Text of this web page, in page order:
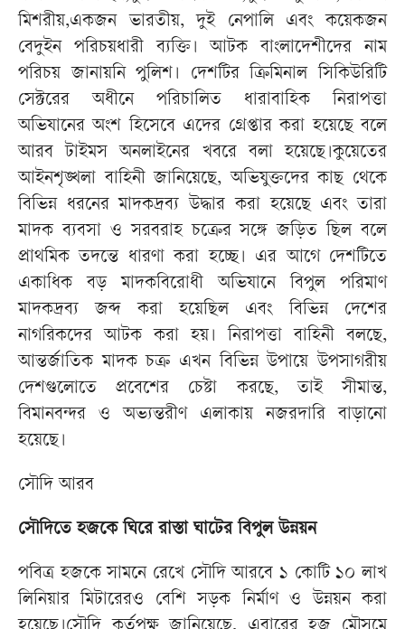
মিশরীয়,একজন ভারতীয়, দুই নেপালি এবং কয়েকজন
বেদুইন পরিচয়ধারী ব্যক্তি। আটক বাংলাদেশীদের নাম
পরিচয় জানায়নি পুলিশ। দেশটির ক্রিমিনাল সিকিউরিটি
সেক্টরের অধীনে পরিচালিত ধারাবাহিক নিরাপত্তা
অভিযানের অংশ হিসেবে এদের গ্রেপ্তার করা হয়েছে বলে
আরব টাইমস অনলাইনের খবরে বলা হয়েছে।কুয়েতের
আইনশৃঙ্খলা বাহিনী জানিয়েছে, অভিযুক্তদের কাছ থেকে
বিভিন্ন ধরনের মাদকদ্রব্য উদ্ধার করা হয়েছে এবং তারা
মাদক ব্যবসা ও সরবরাহ চক্রের সঙ্গে জড়িত ছিল বলে
প্রাথমিক তদন্তে ধারণা করা হচ্ছে। এর আগে দেশটিতে
একাধিক বড় মাদকবিরোধী অভিযানে বিপুল পরিমাণ
মাদকদ্রব্য জব্দ করা হয়েছিল এবং বিভিন্ন দেশের
নাগরিকদের আটক করা হয়। নিরাপত্তা বাহিনী বলছে,
আন্তর্জাতিক মাদক চক্র এখন বিভিন্ন উপায়ে উপসাগরীয়
দেশগুলোতে প্রবেশের চেষ্টা করছে, তাই সীমান্ত,
বিমানবন্দর ও অভ্যন্তরীণ এলাকায় নজরদারি বাড়ানো
হয়েছে।
সৌদি আরব
সৌদিতে হজকে ঘিরে রাস্তা ঘাটের বিপুল উন্নয়ন
পবিত্র হজকে সামনে রেখে সৌদি আরবে ১ কোটি ১০ লাখ
লিনিয়ার মিটারেরও বেশি সড়ক নির্মাণ ও উন্নয়ন করা